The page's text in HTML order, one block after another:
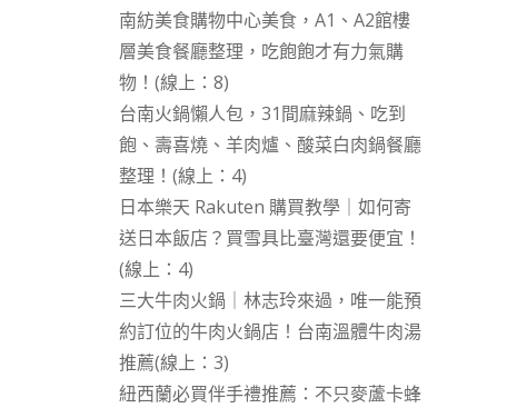
南紡美食購物中心美食，A1、A2館樓
層美食餐廳整理，吃飽飽才有力氣購
物！(線上：8)
台南火鍋懶人包，31間麻辣鍋、吃到
飽、壽喜燒、羊肉爐、酸菜白肉鍋餐廳
整理！(線上：4)
日本樂天 Rakuten 購買教學｜如何寄
送日本飯店？買雪具比臺灣還要便宜！
(線上：4)
三大牛肉火鍋｜林志玲來過，唯一能預
約訂位的牛肉火鍋店！台南溫體牛肉湯
推薦(線上：3)
紐西蘭必買伴手禮推薦：不只麥蘆卡蜂